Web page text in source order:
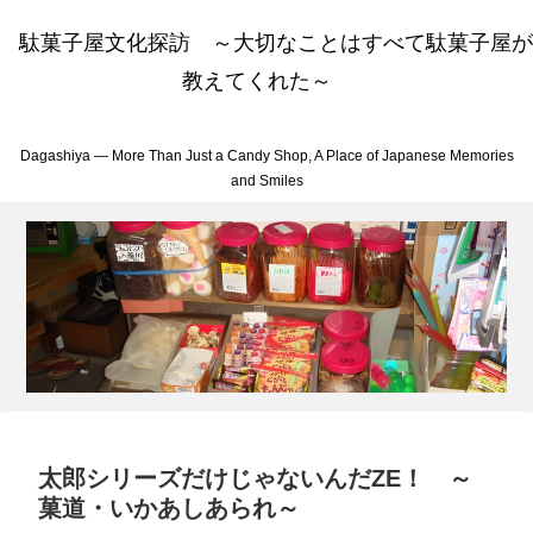
駄菓子屋文化探訪 ～大切なことはすべて駄菓子屋が
教えてくれた～
Dagashiya — More Than Just a Candy Shop, A Place of Japanese Memories
and Smiles
太郎シリーズだけじゃないんだZE！ ～
菓道・いかあしあられ～